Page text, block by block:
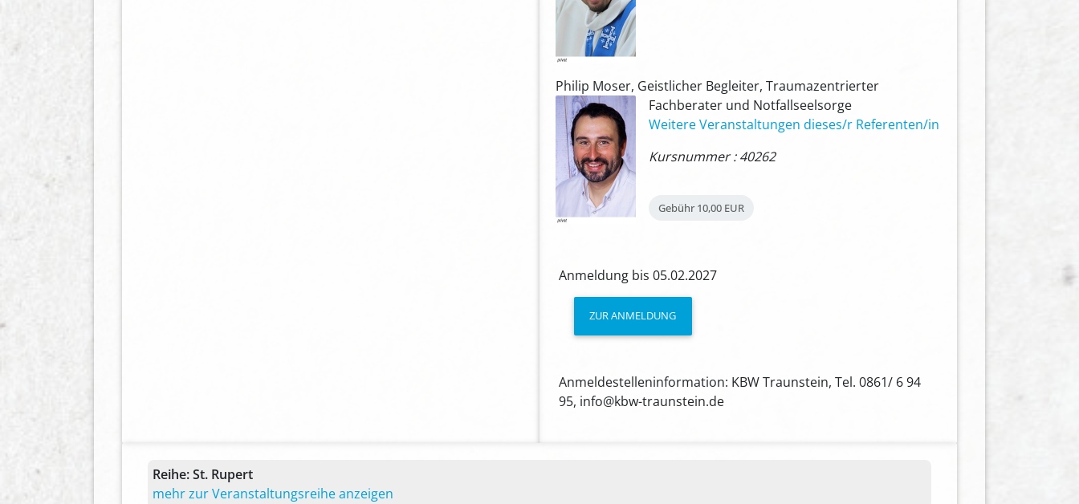
Philip Moser, Geistlicher Begleiter, Traumazentrierter
Fachberater und Notfallseelsorge
Weitere Veranstaltungen dieses/r Referenten/in
Kursnummer : 40262
Gebühr 10,00 EUR
Anmeldung bis 05.02.2027
ZUR ANMELDUNG
Anmeldestelleninformation: KBW Traunstein, Tel. 0861/ 6 94
95, info@kbw-traunstein.de
Reihe:St. Rupert
mehr zur Veranstaltungsreihe anzeigen